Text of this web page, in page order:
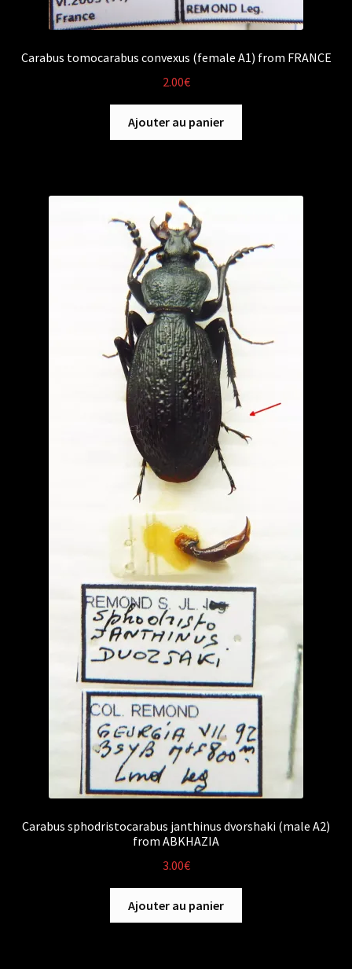
Carabus tomocarabus convexus (female A1) from FRANCE
2.00€
Ajouter au panier
Carabus sphodristocarabus janthinus dvorshaki (male A2)
from ABKHAZIA
3.00€
Ajouter au panier